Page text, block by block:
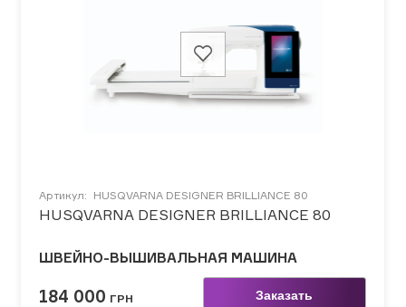
Артикул: HUSQVARNA DESIGNER BRILLIANCE 80
HUSQVARNA DESIGNER BRILLIANCE 80
ШВЕЙНО-ВЫШИВАЛЬНАЯ МАШИНА
184 000 ГРН Заказать